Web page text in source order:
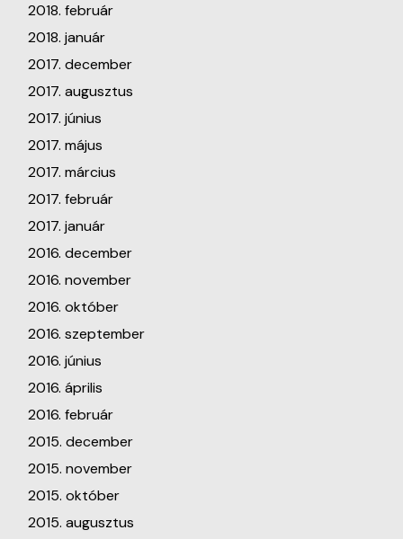
2018. február
2018. január
2017. december
2017. augusztus
2017. június
2017. május
2017. március
2017. február
2017. január
2016. december
2016. november
2016. október
2016. szeptember
2016. június
2016. április
2016. február
2015. december
2015. november
2015. október
2015. augusztus